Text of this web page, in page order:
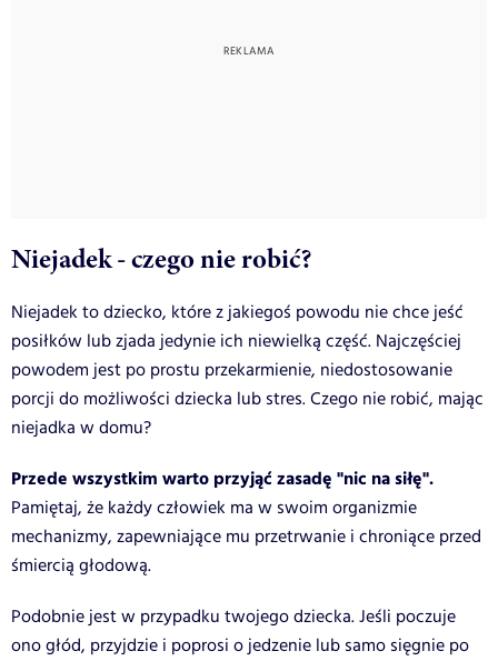
Niejadek - czego nie robić?
Niejadek to dziecko, które z jakiegoś powodu nie chce jeść
posiłków lub zjada jedynie ich niewielką część. Najczęściej
powodem jest po prostu przekarmienie, niedostosowanie
porcji do możliwości dziecka lub stres. Czego nie robić, mając
niejadka w domu?
Przede wszystkim warto przyjąć zasadę "nic na siłę".
Pamiętaj, że każdy człowiek ma w swoim organizmie
mechanizmy, zapewniające mu przetrwanie i chroniące przed
śmiercią głodową.
Podobnie jest w przypadku twojego dziecka. Jeśli poczuje
ono głód, przyjdzie i poprosi o jedzenie lub samo sięgnie po